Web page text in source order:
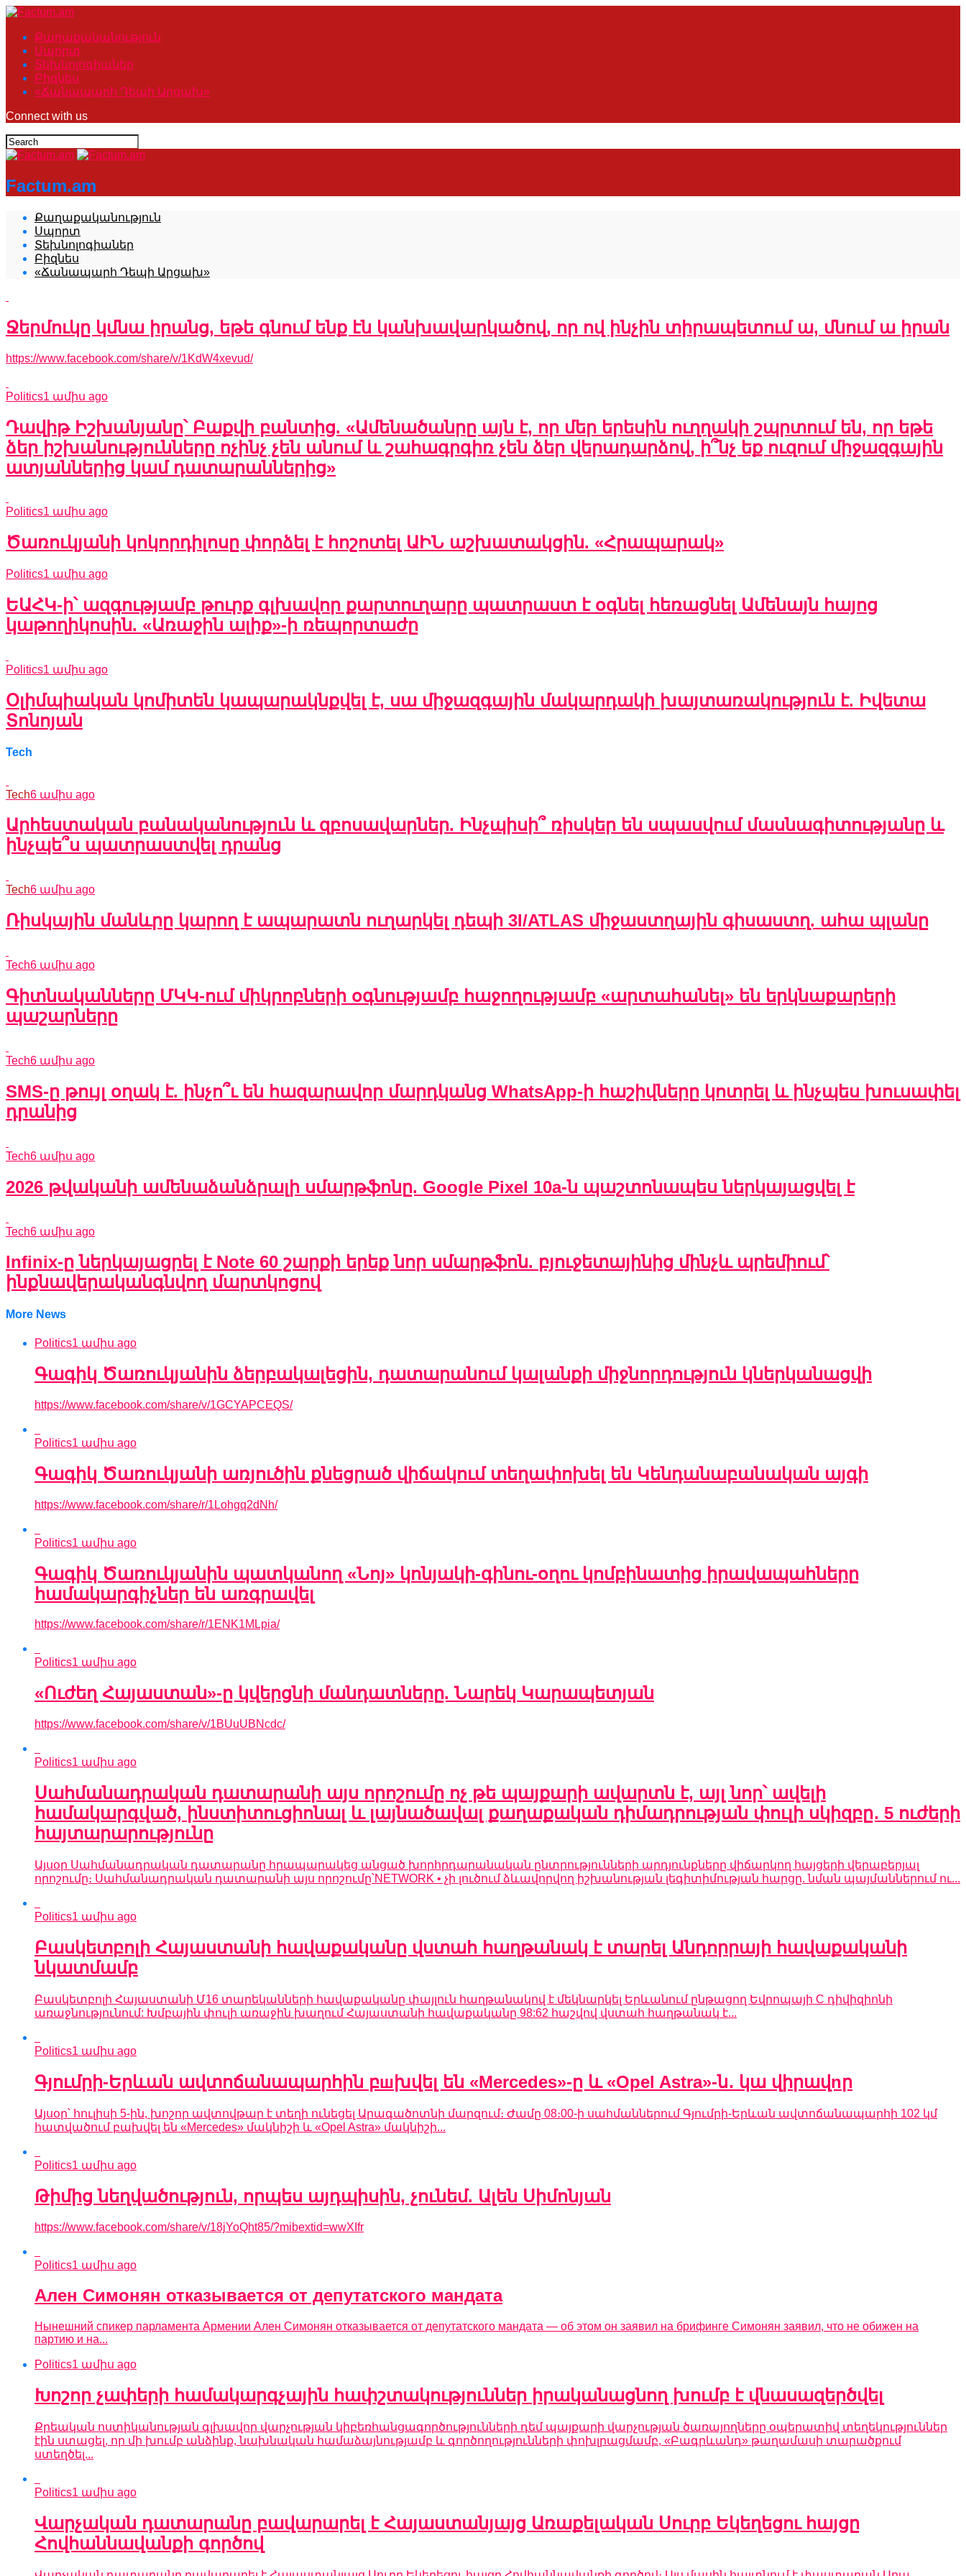
Քաղաքականություն
Սպորտ
Տեխնոլոգիաներ
Բիզնես
«Ճանապարհ Դեպի Արցախ»
Connect with us
Factum.am
Քաղաքականություն
Սպորտ
Տեխնոլոգիաներ
Բիզնես
«Ճանապարհ Դեպի Արցախ»
Ջերմուկը կմնա իրանց, եթե գնում ենք էն կանխավարկածով, որ ով ինչին տիրապետում ա, մնում ա իրան
https://www.facebook.com/share/v/1KdW4xevud/
Politics1 ամիս ago
Դավիթ Իշխանյանը՝ Բաքվի բանտից. «Ամենածանրը այն է, որ մեր երեսին ուղղակի շպրտում են, որ եթե
ձեր իշխանությունները ոչինչ չեն անում և շահագրգիռ չեն ձեր վերադարձով, ի՞նչ եք ուզում միջազգային
ատյաններից կամ դատարաններից»
Politics1 ամիս ago
Ծառուկյանի կոկորդիլոսը փորձել է հոշոտել ԱԻՆ աշխատակցին. «Հրապարակ»
Politics1 ամիս ago
ԵԱՀԿ-ի՝ ազգությամբ թուրք գլխավոր քարտուղարը պատրաստ է օգնել հեռացնել Ամենայն հայոց
կաթողիկոսին. «Առաջին ալիք»-ի ռեպորտաժը
Politics1 ամիս ago
Օլիմպիական կոմիտեն կապարակնքվել է, սա միջազգային մակարդակի խայտառակություն է. Իվետա
Տոնոյան
Tech
Tech6 ամիս ago
Արհեստական բանականություն և զբոսավարներ. Ինչպիսի՞ ռիսկեր են սպասվում մասնագիտությանը և
ինչպե՞ս պատրաստվել դրանց
Tech6 ամիս ago
Ռիսկային մանևրը կարող է ապարատն ուղարկել դեպի 3I/ATLAS միջաստղային գիսաստղ. ահա պլանը
Tech6 ամիս ago
Գիտնականները ՄԿԿ-ում միկրոբների օգնությամբ հաջողությամբ «արտահանել» են երկնաքարերի
պաշարները
Tech6 ամիս ago
SMS-ը թույլ օղակ է. ինչո՞ւ են հազարավոր մարդկանց WhatsApp-ի հաշիվները կոտրել և ինչպես խուսափել
դրանից
Tech6 ամիս ago
2026 թվականի ամենաձանձրալի սմարթֆոնը. Google Pixel 10a-ն պաշտոնապես ներկայացվել է
Tech6 ամիս ago
Infinix-ը ներկայացրել է Note 60 շարքի երեք նոր սմարթֆոն. բյուջետայինից մինչև պրեմիում՝
ինքնավերականգնվող մարտկոցով
More News
Politics1 ամիս ago
Գագիկ Ծառուկյանին ձերբակալեցին, դատարանում կալանքի միջնորդություն կներկանացվի
https://www.facebook.com/share/v/1GCYAPCEQS/
Politics1 ամիս ago
Գագիկ Ծառուկյանի առյուծին քնեցրած վիճակում տեղափոխել են Կենդանաբանական այգի
https://www.facebook.com/share/r/1Lohgq2dNh/
Politics1 ամիս ago
Գագիկ Ծառուկյանին պատկանող «Նոյ» կոնյակի-գինու-օղու կոմբինատից իրավապահները
համակարգիչներ են առգրավել
https://www.facebook.com/share/r/1ENK1MLpia/
Politics1 ամիս ago
«Ուժեղ Հայաստան»-ը կվերցնի մանդատները. Նարեկ Կարապետյան
https://www.facebook.com/share/v/1BUuUBNcdc/
Politics1 ամիս ago
Սահմանադրական դատարանի այս որոշումը ոչ թե պայքարի ավարտն է, այլ նոր՝ ավելի
համակարգված, ինստիտուցիոնալ և լայնածավալ քաղաքական դիմադրության փուլի սկիզբը․ 5 ուժերի
հայտարարությունը
Այսօր Սահմանադրական դատարանը հրապարակեց անցած խորհրդարանական ընտրությունների արդյունքները վիճարկող հայցերի վերաբերյալ
որոշումը։ Սահմանադրական դատարանի այս որոշումը՝NETWORK • չի լուծում ձևավորվող իշխանության լեգիտիմության հարցը. նման պայմաններում ու...
Politics1 ամիս ago
Բասկետբոլի Հայաստանի հավաքականը վստահ հաղթանակ է տարել Անդորրայի հավաքականի
նկատմամբ
Բասկետբոլի Հայաստանի Մ16 տարեկանների հավաքականը փայլուն հաղթանակով է մեկնարկել Երևանում ընթացող Եվրոպայի C դիվիզիոնի
առաջնությունում: Խմբային փուլի առաջին խաղում Հայաստանի հավաքականը 98:62 հաշվով վստահ հաղթանակ է...
Politics1 ամիս ago
Գյումրի-Երևան ավտոճանապարհին բшխվել են «Mercedes»-ը և «Opel Astra»-ն․ կա վիրավnր
Այսօր՝ հուլիսի 5-ին, խոշոր ավտովթար է տեղի ունեցել Արագածոտնի մարզում։ Ժամը 08։00-ի սահմաններում Գյումրի-Երևան ավտոճանապարհի 102 կմ
հատվածում բախվել են «Mercedes» մակնիշի և «Opel Astra» մակնիշի...
Politics1 ամիս ago
Թիմից նեղվածություն, որպես այդպիսին, չունեմ. Ալեն Սիմոնյան
https://www.facebook.com/share/v/18jYoQht85/?mibextid=wwXIfr
Politics1 ամիս ago
Ален Симонян отказывается от депутатского мандата
Нынешний спикер парламента Армении Ален Симонян отказывается от депутатского мандата — об этом он заявил на брифинге Симонян заявил, что не обижен на
партию и на...
Politics1 ամիս ago
Խոշոր չափերի համակարգչային հափշտակություններ իրականացնող խումբ է վնասազերծվել
Քրեական ոստիկանության գլխավոր վարչության կիբեռհանցագործությունների դեմ պայքարի վարչության ծառայողները օպերատիվ տեղեկություններ
էին ստացել, որ մի խումբ անձինք, նախնական համաձայնությամբ և գործողությունների փոխլրացմամբ, «Բագրևանդ» թաղամասի տարածքում
ստեղծել...
Politics1 ամիս ago
Վարչական դատարանը բավարարել է Հայաստանյայց Առաքելական Սուրբ Եկեղեցու հայցը
Հովհաննավանքի գործով